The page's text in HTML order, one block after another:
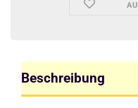
Beschreibung